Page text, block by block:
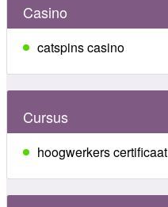
Casino
catspins casino
Cursus
hoogwerkers certificaat